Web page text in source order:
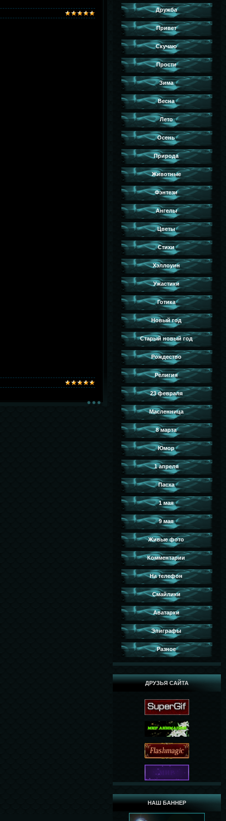
Дружба
Привет
Скучаю
Прости
Зима
Весна
Лето
Осень
Природа
Животные
Фэнтези
Ангелы
Цветы
Стихи
Хэллоуин
Ужастики
Готика
Новый год
Старый новый год
Рождество
Религия
23 февраля
Масленница
8 марта
Юмор
1 апреля
Пасха
1 мая
9 мая
Живые фото
Комментарии
На телефон
Смайлики
Аватарки
Эпиграфы
Разное
ДРУЗЬЯ САЙТА
НАШ БАННЕР